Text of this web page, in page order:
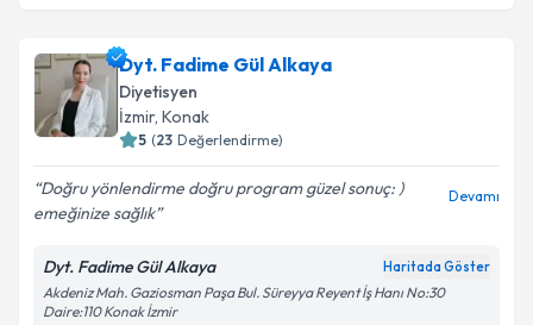
Dyt. Fadime Gül Alkaya
Diyetisyen
İzmir, Konak
5 (23 Değerlendirme)
Doğru yönlendirme doğru program güzel sonuç: )
emeğinize sağlık
Devamı
Dyt. Fadime Gül Alkaya Haritada Göster
Akdeniz Mah. Gaziosman Paşa Bul. Süreyya Reyent İş Hanı No:30
Daire:110 Konak İzmir